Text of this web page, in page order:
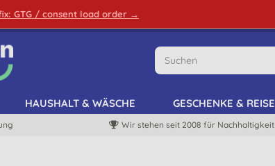
GTG / consent load order →Grüne Tipps
HAUSHALT & WÄSCHE GESCHENKE & REISE
Wir stehen seit 2008 für Nachhaltigkeit